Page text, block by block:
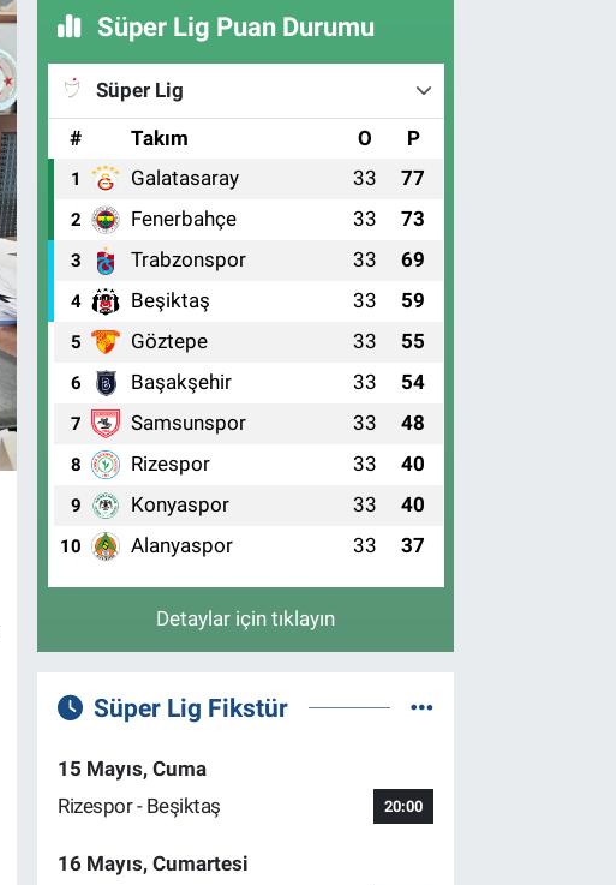
Süper Lig Puan Durumu
Süper Lig
#
Takım O P
1 Galatasaray 33 77
2 Fenerbahçe 33 73
3 Trabzonspor 33 69
4 Beşiktaş 33 59
5 Göztepe 33 55
6 Başakşehir 33 54
7 Samsunspor 33 48
8 Rizespor 33 40
9 Konyaspor 33 40
10 Alanyaspor 33 37
Detaylar için tıklayın
Süper Lig Fikstür
15 Mayıs, Cuma
Rizespor - Beşiktaş
20:00
16 Mayıs, Cumartesi